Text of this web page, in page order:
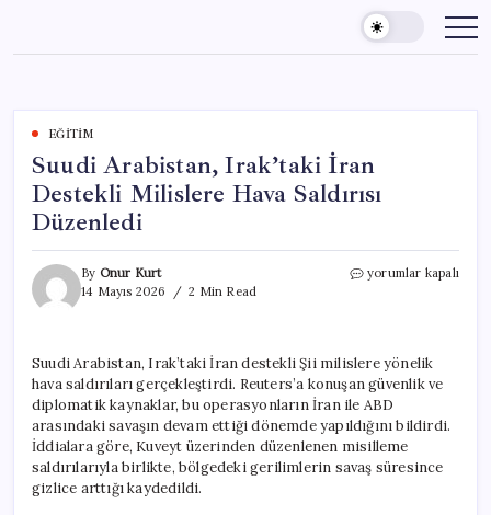
content
EĞITIM
Suudi Arabistan, Irak’taki İran
Destekli Milislere Hava Saldırısı
Düzenledi
By Onur Kurt
14 Mayıs 2026
2 Min Read
Suudi
Milislere
Hava
Saldırısı
Düzenledi
için
yorumlar kapalı
Suudi Arabistan, Irak’taki İran destekli Şii milislere yönelik
hava saldırıları gerçekleştirdi. Reuters’a konuşan güvenlik ve
diplomatik kaynaklar, bu operasyonların İran ile ABD
arasındaki savaşın devam ettiği dönemde yapıldığını bildirdi.
İddialara göre, Kuveyt üzerinden düzenlenen misilleme
saldırılarıyla birlikte, bölgedeki gerilimlerin savaş süresince
gizlice arttığı kaydedildi.